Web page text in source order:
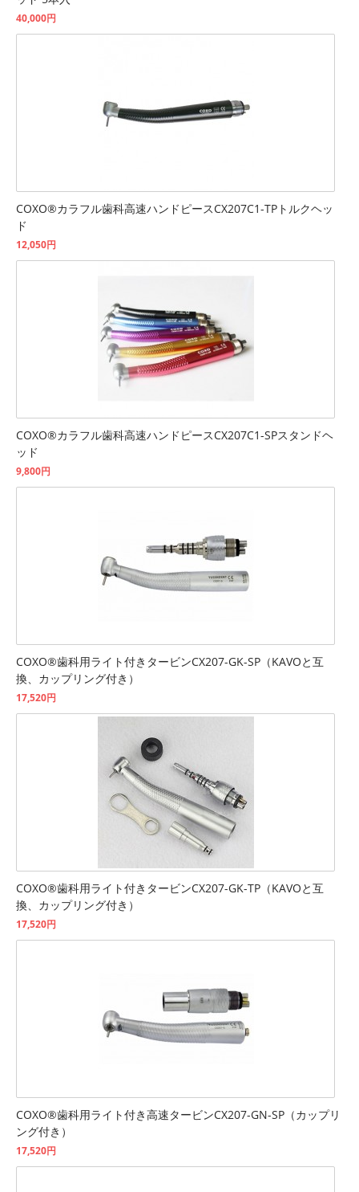
40,000円
COXO®カラフル歯科高速ハンドピースCX207C1-TPトルクヘッ
ド
12,050円
COXO®カラフル歯科高速ハンドピースCX207C1-SPスタンドヘ
ッド
9,800円
COXO®歯科用ライト付きタービンCX207-GK-SP（KAVOと互
換、カップリング付き）
17,520円
COXO®歯科用ライト付きタービンCX207-GK-TP（KAVOと互
換、カップリング付き）
17,520円
COXO®歯科用ライト付き高速タービンCX207-GN-SP（カップリ
ング付き）
17,520円